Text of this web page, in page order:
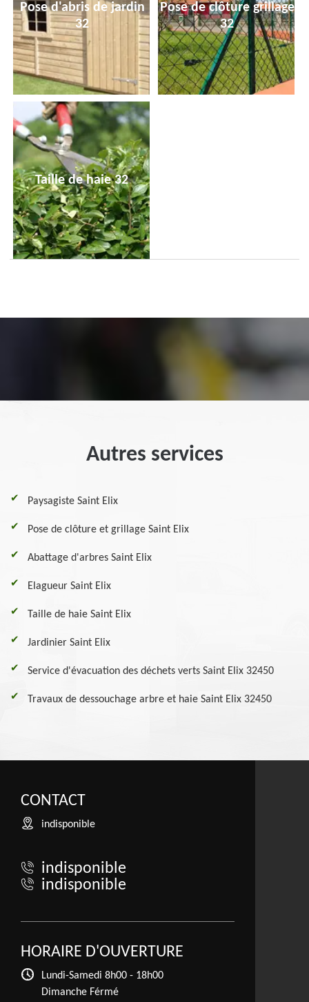
Pose d'abris de jardin
32
Pose de clôture grillage
32
Taille de haie 32
Autres services
Paysagiste Saint Elix
Pose de clôture et grillage Saint Elix
Abattage d'arbres Saint Elix
Elagueur Saint Elix
Taille de haie Saint Elix
Jardinier Saint Elix
Service d'évacuation des déchets verts Saint Elix 32450
Travaux de dessouchage arbre et haie Saint Elix 32450
CONTACT
indisponible
indisponible
indisponible
HORAIRE D'OUVERTURE
Lundi-Samedi 8h00 - 18h00
Dimanche Férmé